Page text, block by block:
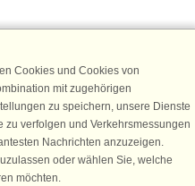
Fans an
von 25 € für Ihren nächsten
für den DanCenter Newsletter
Angebote, Gewinnspiele und
Cookies und Cookies von
mit zugehörigen
zu speichern, unsere Dienste
zu verfolgen und Verkehrsmessungen
Nachrichten anzuzeigen.
oder wählen Sie, welche
möchten.